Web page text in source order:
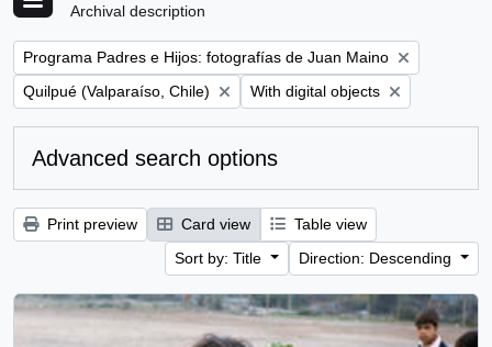
Archival description
Remove filter:
Programa Padres e Hijos: fotografías de Juan Maino
Remove filter:
Quilpué (Valparaíso, Chile) Remove filter:
With digital objects
Advanced search options
Print preview Card view
Table view
Sort by: Title
Direction: Descending